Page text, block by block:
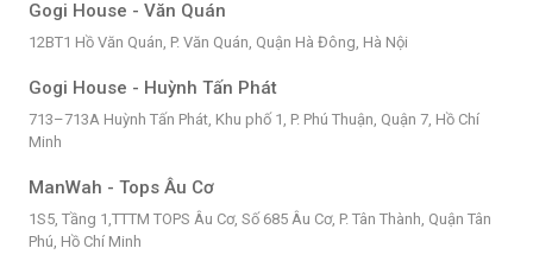
Gogi House - Văn Quán
12BT1 Hồ Văn Quán, P. Văn Quán, Quận Hà Đông, Hà Nội
Gogi House - Huỳnh Tấn Phát
713–713A Huỳnh Tấn Phát, Khu phố 1, P. Phú Thuận, Quận 7, Hồ Chí
Minh
ManWah - Tops Âu Cơ
1S5, Tầng 1,TTTM TOPS Âu Cơ, Số 685 Âu Cơ, P. Tân Thành, Quận Tân
Phú, Hồ Chí Minh